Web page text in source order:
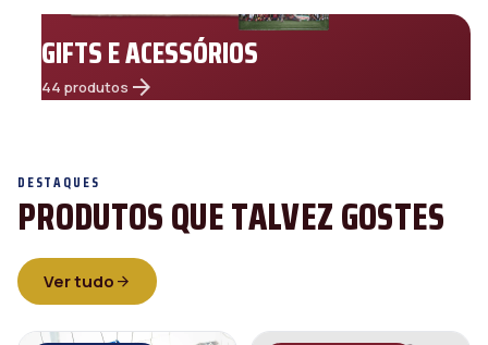
GIFTS E ACESSÓRIOS
44 produtos arrow_forward
DESTAQUES
PRODUTOS QUE TALVEZ GOSTES
Ver tudo arrow_forward